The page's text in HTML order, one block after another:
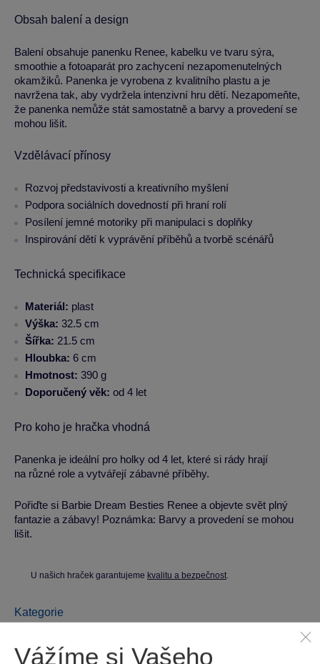
Obsah balení a design
Balení obsahuje panenku Renee, kabelku ve tvaru sýra,
smoothie a fotoaparát pro zachycení nezapomenutelných
okamžiků. Panenka je vyrobena z kvalitního plastu a je
navržena tak, aby vydržela intenzivní hru dětí. Nezapomeňte,
že panenka nemůže stát samostatně a barvy a provedení se
mohou lišit.
Vzdělávací přínosy
Rozvoj představivosti a kreativního myšlení
Podpora sociálních dovedností při hraní rolí
Posílení jemné motoriky při manipulaci s doplňky
Inspirování dětí k vyprávění příběhů a tvorbě scénářů
Technická specifikace
Materiál: plast
Výška: 32.5 cm
Šířka: 21.5 cm
Hloubka: 6 cm
Hmotnost: 390 g
Doporučený věk: od 4 let
Pro koho je hračka vhodná
Panenka je ideální pro holky od 4 let, které si rády hrají
na různé role a vytvářejí zábavné příběhy.
Pořiďte si Barbie Dream Besties Renee a objevte svět plný
fantazie a zábavy! Poznámka: Barvy a provedení se mohou
lišit.
U našich hraček garantujeme kvalitu a bezpečnost.
Kategorie
Vážíme si Vašeho